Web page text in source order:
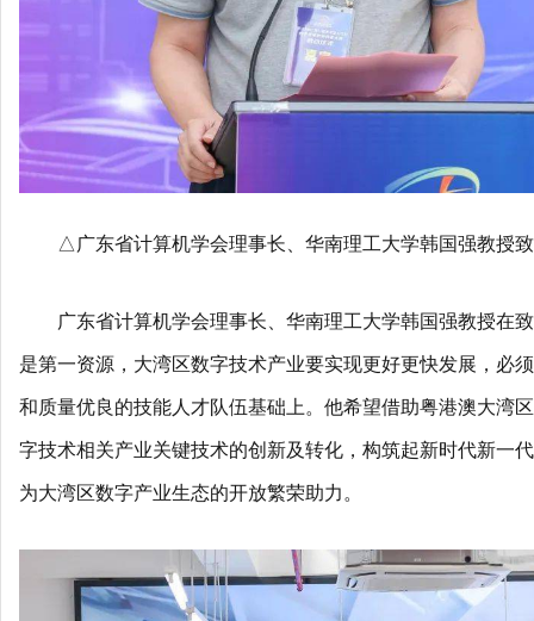
△广东省计算机学会理事长、华南理工大学韩国强教授
广东省计算机学会理事长、华南理工大学韩国强教授在
是第一资源，大湾区数字技术产业要实现更好更快发展，必
和质量优良的技能人才队伍基础上。他希望借助粤港澳大湾
字技术相关产业关键技术的创新及转化，构筑起新时代新一
为大湾区数字产业生态的开放繁荣助力。